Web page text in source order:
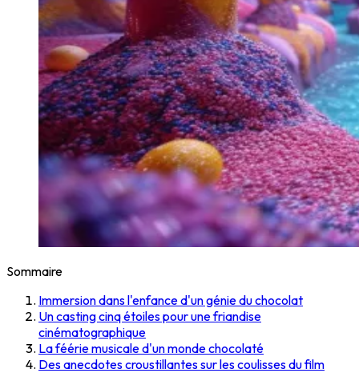
Sommaire
Immersion dans l'enfance d'un génie du chocolat
Un casting cinq étoiles pour une friandise
cinématographique
La féérie musicale d'un monde chocolaté
Des anecdotes croustillantes sur les coulisses du film